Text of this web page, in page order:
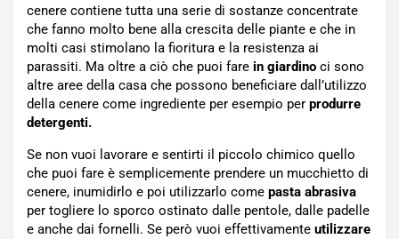
cenere contiene tutta una serie di sostanze concentrate
che fanno molto bene alla crescita delle piante e che in
molti casi stimolano la fioritura e la resistenza ai
parassiti. Ma oltre a ciò che puoi fare in giardino ci sono
altre aree della casa che possono beneficiare dall’utilizzo
della cenere come ingrediente per esempio per produrre
detergenti.
Se non vuoi lavorare e sentirti il piccolo chimico quello
che puoi fare è semplicemente prendere un mucchietto di
cenere, inumidirlo e poi utilizzarlo come pasta abrasiva
per togliere lo sporco ostinato dalle pentole, dalle padelle
e anche dai fornelli. Se però vuoi effettivamente utilizzare